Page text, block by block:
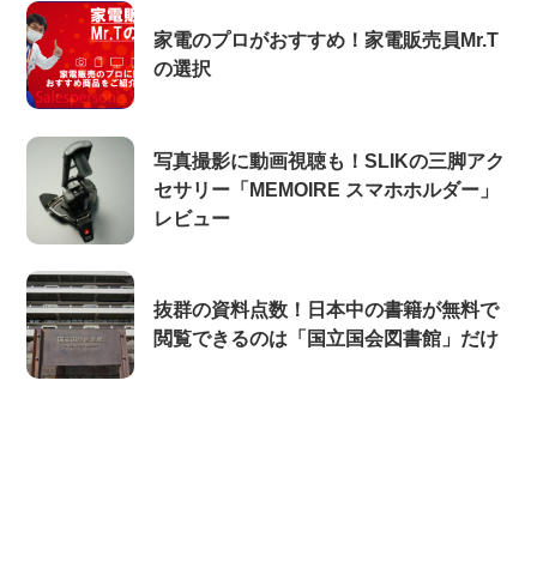
家電のプロがおすすめ！家電販売員Mr.T
の選択
写真撮影に動画視聴も！SLIKの三脚アク
セサリー「MEMOIRE スマホホルダー」
レビュー
抜群の資料点数！日本中の書籍が無料で
閲覧できるのは「国立国会図書館」だけ